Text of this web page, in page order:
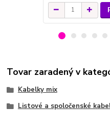
Tovar zaradený v
Kabelky mix
Listové a spoločenské